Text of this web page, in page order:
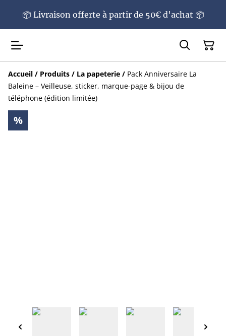
📦 Livraison offerte à partir de 50€ d'achat 📦
Accueil / Produits / La papeterie / Pack Anniversaire La
Baleine – Veilleuse, sticker, marque-page & bijou de
téléphone (édition limitée)
%